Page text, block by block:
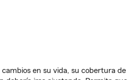
en su vida, su cobertura de